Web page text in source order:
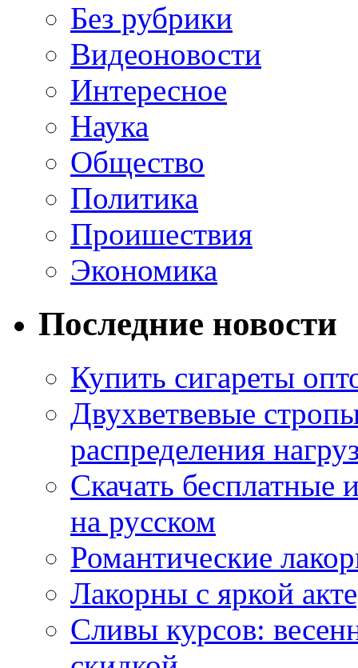
Без рубрики
Видеоновости
Интересное
Наука
Общество
Политика
Проишествия
Экономика
Последние новости
Купить сигареты
Двухветвевые
распределения
Скачать
на русском
Романтические
Лакорны с яркой
Сливы курсов: